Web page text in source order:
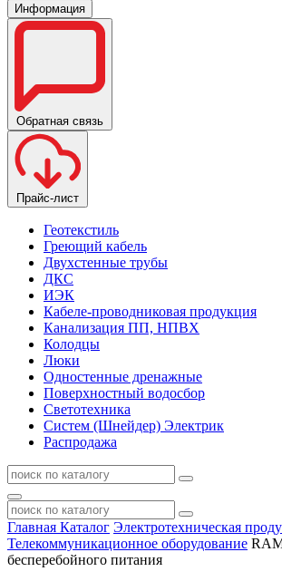
Информация
Обратная связь
Прайс-лист
Геотекстиль
Греющий кабель
Двухстенные трубы
ДКС
ИЭК
Кабеле-проводниковая продукция
Канализация ПП, НПВХ
Колодцы
Люки
Одностенные дренажные
Поверхностный водосбор
Светотехника
Систем (Шнейдер) Электрик
Распродажа
Главная Каталог Электротехническая
Телекоммуникационное оборудование
бесперебойного питания